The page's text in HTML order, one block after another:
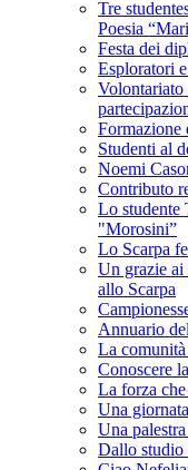
Tre
Poesia
Festa dei
Esploratori
Volontariato
Formazione
Studenti al
Noemi
Contributo
Lo studente
"Morosini”
Lo Scarpa
Un grazie
allo Scarpa
Annuario
La
Conoscere
La forza
Una
Una
Dallo studio